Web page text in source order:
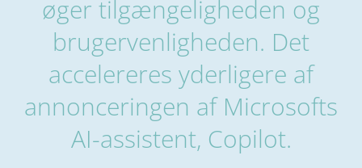
øger tilgængeligheden og
brugervenligheden. Det
accelereres yderligere af
annonceringen af Microsofts
AI-assistent, Copilot.